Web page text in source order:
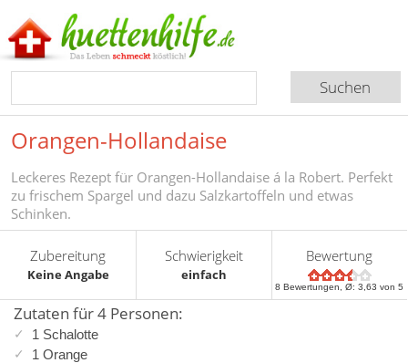
Orangen-Hollandaise
Leckeres Rezept für Orangen-Hollandaise á la Robert. Perfekt
zu frischem Spargel und dazu Salzkartoffeln und etwas
Schinken.
Zubereitung
Keine Angabe
Schwierigkeit
einfach
Bewertung
8 Bewertungen, Ø:3,63 von 5
Zutaten für 4 Personen:
1 Schalotte
1 Orange